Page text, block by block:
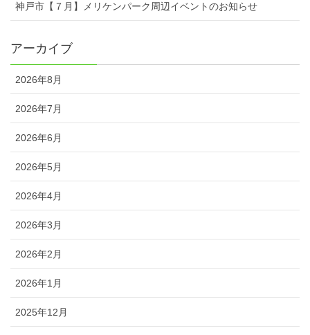
神戸市【７月】メリケンパーク周辺イベントのお知らせ
アーカイブ
2026年8月
2026年7月
2026年6月
2026年5月
2026年4月
2026年3月
2026年2月
2026年1月
2025年12月